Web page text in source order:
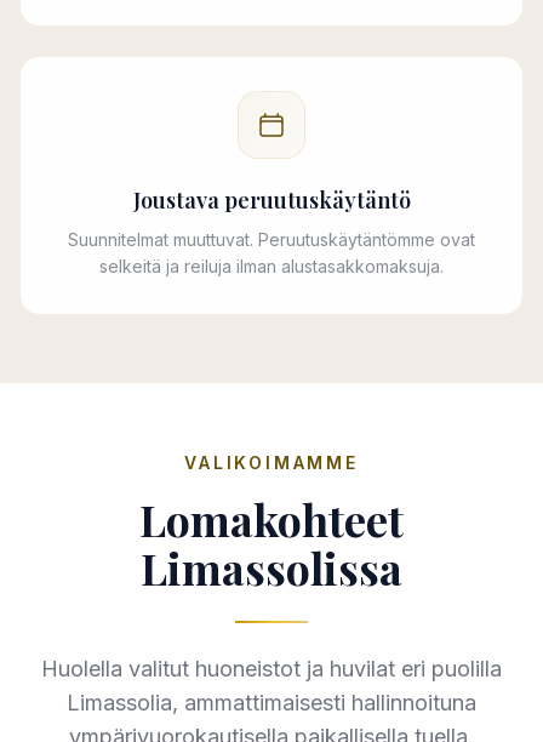
Joustava peruutuskäytäntö
Suunnitelmat muuttuvat. Peruutuskäytäntömme ovat
selkeitä ja reiluja ilman alustasakkomaksuja.
VALIKOIMAMME
Lomakohteet
Limassolissa
Huolella valitut huoneistot ja huvilat eri puolilla
Limassolia, ammattimaisesti hallinnoituna
ympärivuorokautisella paikallisella tuella.